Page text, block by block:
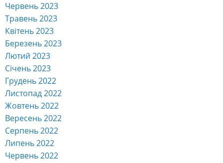
Червень 2023
Травень 2023
Квітень 2023
Березень 2023
Лютий 2023
Січень 2023
Грудень 2022
Листопад 2022
Жовтень 2022
Вересень 2022
Серпень 2022
Липень 2022
Червень 2022